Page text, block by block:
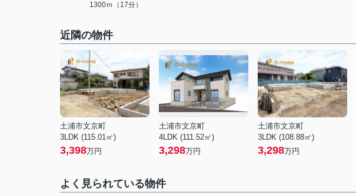
1300ｍ（17分）
近隣の物件
土浦市文京町
3LDK (115.01㎡)
3,398万円
土浦市文京町
4LDK (111.52㎡)
3,298万円
土浦市文京町
3LDK (108.88㎡)
3,298万円
よく見られている物件